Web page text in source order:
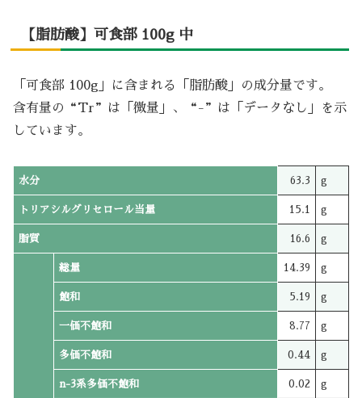
【脂肪酸】可食部 100g 中
「可食部 100g」に含まれる「脂肪酸」の成分量です。
含有量の“Tr”は「微量」、“-”は「データなし」を示
しています。
水分 63.3 g
トリアシルグリセロール当量 15.1 g
脂質 16.6 g
総量 14.39 g
飽和 5.19 g
一価不飽和 8.77 g
多価不飽和 0.44 g
n-3系多価不飽和 0.02 g